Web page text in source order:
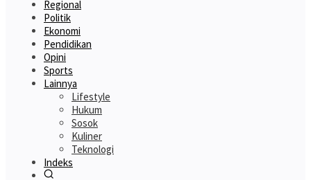
Regional
Politik
Ekonomi
Pendidikan
Opini
Sports
Lainnya
Lifestyle
Hukum
Sosok
Kuliner
Teknologi
Indeks